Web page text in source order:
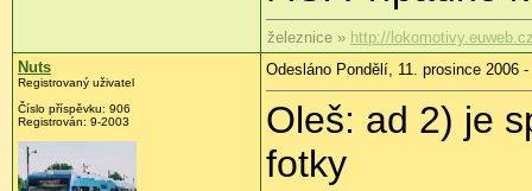
železnice » http://
Nuts
Registrovaný uživatel
Číslo příspěvku: 906
Registrován: 9-2003
Odesláno Pondělí, 11. prosince 2006 -
Oleš: ad 2) je
fotky